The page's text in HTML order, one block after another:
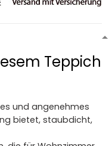
Teppich
und angenehmes
bietet, staubdicht,